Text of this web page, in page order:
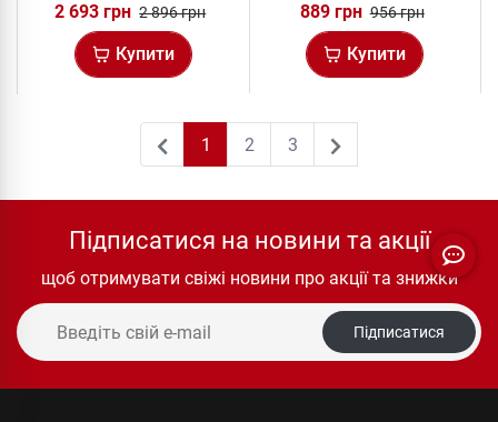
2 693 грн 2 896 грн
Купити
889 грн 956 грн
Купити
1 2 3
Підписатися на новини та акції
щоб отримувати свіжі новини про акції та знижки
Підписатися